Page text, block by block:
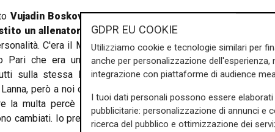
Vujadin Boskov:"Vujadin per come gestiva il gruppo era il
un allenatore più bravo di lui nel gestire il gruppo,
C'era il Mancio, c'era Luca, c'era Pietro, c'era Beppe,
Pari che era un bel rompipalle. Ce n'erano tanti. Lui era
sulla stessa lunghezza d'onda. Poi c'erano dei giovani
però a noi ci diceva: “
la multa percè rispondevo. Vujadin era il numero uno ma
cambiati. Io preferivo gli allenatori di una volta, pane e vino
GDPR EU COOKIE
Utilizziamo cookie e tecnologie similari per
anche per personalizzazione
integrazione con piattaforme di audience
I tuoi dati personali possono essere
pubblicitarie: personalizzazione di annunci e
ricerca del pubblico e ottimizzazione dei